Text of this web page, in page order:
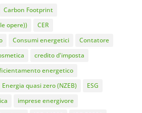
Carbon Footprint
opere))
CER
Consumi energetici
Contatore
credito d'imposta
energetico
Energia quasi zero (NZEB)
ESG
imprese energivore